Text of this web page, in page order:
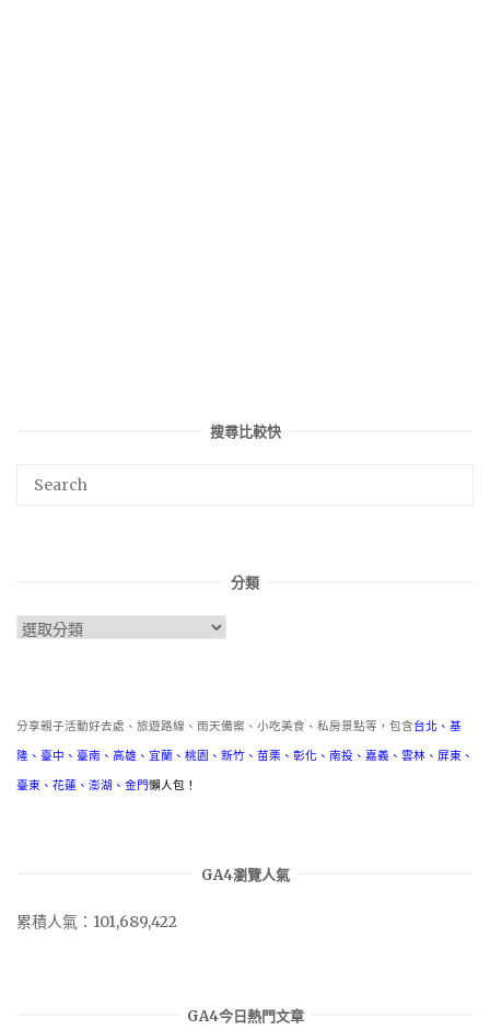
搜尋比較快
分類
分
分享親子活動好去處、旅遊路線、雨天備案、小吃美食、私房景點等，包含台北 、 基
隆 、 臺中 、 臺南 、 高雄 、 宜蘭 、 桃園 、 新竹 、 苗栗 、 彰化 、 南投 、 嘉義 、 雲林 、 屏東 、
臺東 、 花蓮 、 澎湖 、 金門懶人包！
GA4瀏覽人氣
累積人氣：101,689,422
GA4今日熱門文章